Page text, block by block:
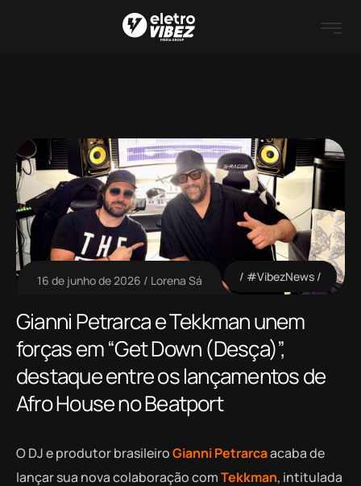
16 de junho de 2026 Lorena Sá #VibezNews
Gianni Petrarca e Tekkman unem
forças em “Get Down (Desça)”,
destaque entre os lançamentos de
Afro House no Beatport
O DJ e produtor brasileiroGianni Petrarcaacaba de
lançar sua nova colaboração comTekkman, intitulada